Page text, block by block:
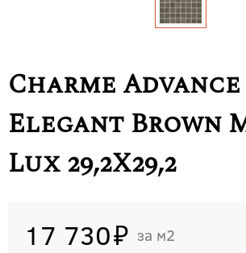
Charme Advance
Elegant Brown
Lux 29,2X29,2
17 730 м2